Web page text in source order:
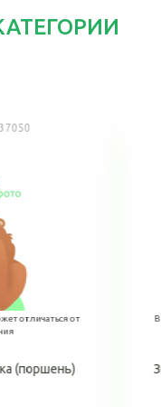
Внешний вид изделия может
стояночного